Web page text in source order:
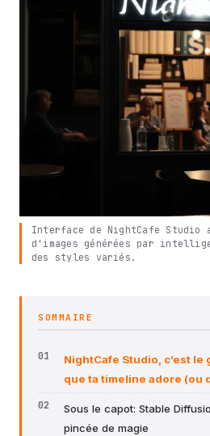
Interface de NightCafe
d'images générées par
des styles variés.
SOMMAIRE
NightCafe Studio, c’est le
que ta timeline adore (ou
Sous le capot: Stable
pincée de magie